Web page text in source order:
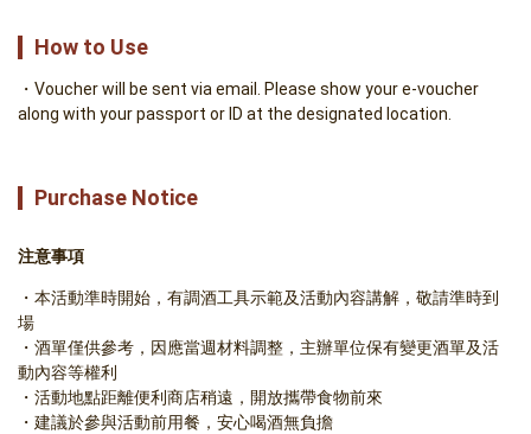
How to Use
Voucher will be sent via email. Please show your e-voucher
along with your passport or ID at the designated location.
Purchase Notice
注意事項
本活動準時開始，有調酒工具示範及活動內容講解，敬請準時到
場
酒單僅供參考，因應當週材料調整，主辦單位保有變更酒單及活
動內容等權利
活動地點距離便利商店稍遠，開放攜帶食物前來
建議於參與活動前用餐，安心喝酒無負擔